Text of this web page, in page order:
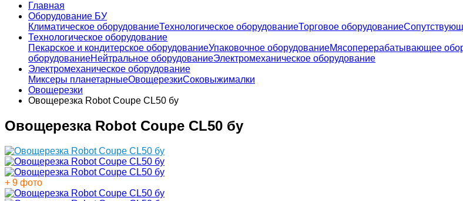
Главная
Оборудование БУ
Климатическое оборудованиеТехнологическое оборудованиеТорговое оборудование
Технологическое оборудование
Пекарское и кондитерское оборудованиеУпаковочное оборудованиеМясоперерабатывающее
оборудованиеНейтральное оборудованиеЭлектромеханическое оборудование
Электромеханическое оборудование
Миксеры планетарныеОвощерезкиСоковыжималки
Овощерезки
Овощерезка Robot Coupe CL50 бу
Овощерезка Robot Coupe CL50 бу
+ 9 фото